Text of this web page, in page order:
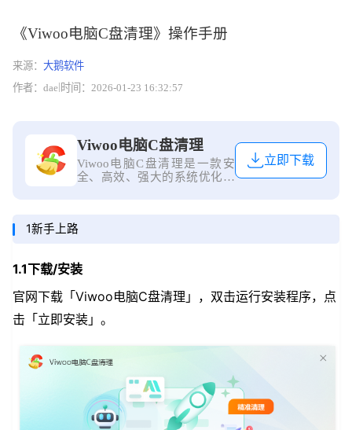
《Viwoo电脑C盘清理》操作手册
来源：大鹅软件
作者：dae| 时间：2026-01-23 16:32:57
Viwoo电脑C盘清理
Viwoo电脑C盘清理是一款安
全、高效、强大的系统优化工
理、智能加速、大文件搬家、
帮助您轻松解决存储空间不足
保持流畅如新。
立即下载
1新手上路
1.1下载/安装
官网下载「Viwoo电脑C盘清理」，双击运行安装程序，点
击「立即安装」。